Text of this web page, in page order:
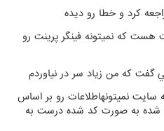
كرد و خطا رو ديده
كه نميتونه فينگر پرينت رو
كه من زياد سر در نياوردم
نميتونهاطلاعات رو بر اساس
شده به صورت كد شده درست به